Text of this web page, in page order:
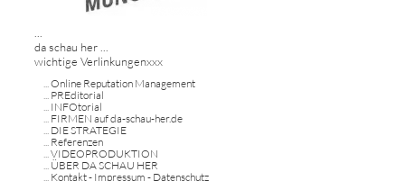
...
da schau her ...
wichtige Verlinkungenxxx
...Online Reputation Management
... PREditorial
... INFOtorial
... FIRMEN auf da-schau-her.de
... DIE STRATEGIE
... Referenzen
...VIDEOPRODUKTION
... ÜBER DA SCHAU HER
... Kontakt - Impressum - Datenschutz